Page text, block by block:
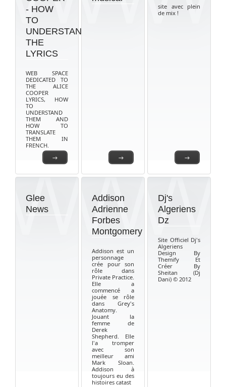
→
- HOW
TO
UNDERSTAND
THE
LYRICS
WEB SPACE
DEDICATED TO
THE ALICE
COOPER
LYRICS, HOW
TO
UNDERSTAND
THEM AND
HOW TO
TRANSLATE
THEM IN
FRENCH.
→
→
site avec plein
de mix !
Glee
News
Addison
Adrienne
Forbes
Montgomery
Addison est un
personnage
crée pour son
rôle dans
Private Practice.
Elle a
commencé a
jouée se rôle
dans Grey's
Anatomy.
Jouant la
femme de
Derek
Shepherd. Elle
l'a tromper
avec son
meilleur ami
Mark Sloan.
Addison à
toujours eu des
histoires catast
Dj's
Algeriens
Dz
Site Officiel Dj's
Algeriens
Design By
Themify Et
Créer By
Sheitan (Dj
Dani) © 2012